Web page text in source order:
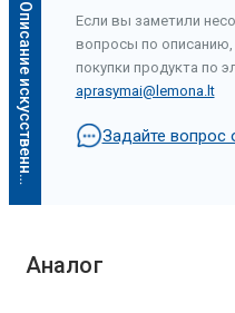
О
п
и
с
а
н
и
е
и
с
к
у
с
с
т
в
е
н
н
о
г
о
и
н
т
е
л
л
е
к
т
а
Если вы заметили
вопросы по описанию,
покупки продукта по
aprasymai@lemona.lt
Задайте вопрос
Аналог